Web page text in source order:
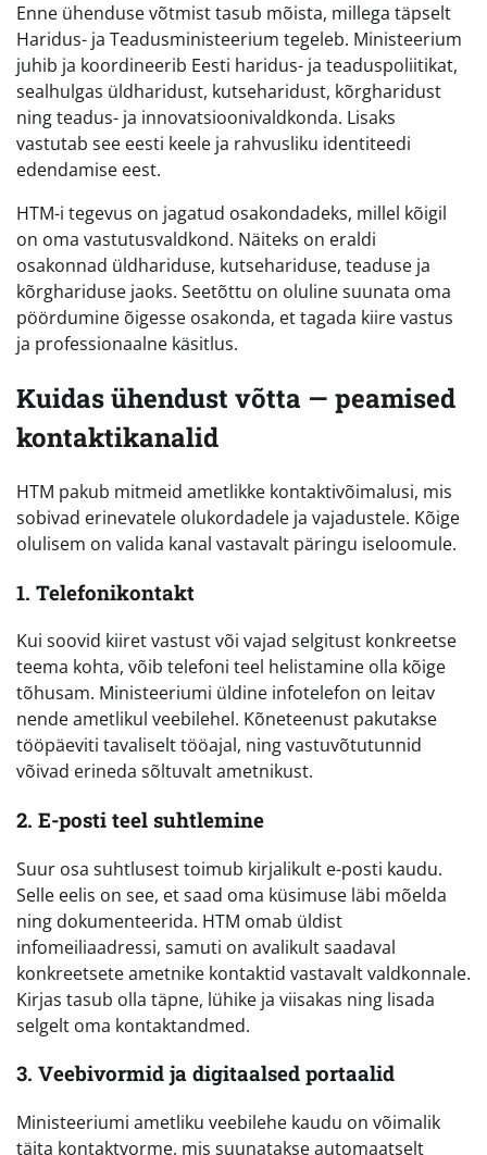
Enne ühenduse võtmist tasub mõista, millega täpselt
Haridus- ja Teadusministeerium tegeleb. Ministeerium
juhib ja koordineerib Eesti haridus- ja teaduspoliitikat,
sealhulgas üldharidust, kutseharidust, kõrgharidust
ning teadus- ja innovatsioonivaldkonda. Lisaks
vastutab see eesti keele ja rahvusliku identiteedi
edendamise eest.
HTM-i tegevus on jagatud osakondadeks, millel kõigil
on oma vastutusvaldkond. Näiteks on eraldi
osakonnad üldhariduse, kutsehariduse, teaduse ja
kõrghariduse jaoks. Seetõttu on oluline suunata oma
pöördumine õigesse osakonda, et tagada kiire vastus
ja professionaalne käsitlus.
Kuidas ühendust võtta — peamised
kontaktikanalid
HTM pakub mitmeid ametlikke kontaktivõimalusi, mis
sobivad erinevatele olukordadele ja vajadustele. Kõige
olulisem on valida kanal vastavalt päringu iseloomule.
1. Telefonikontakt
Kui soovid kiiret vastust või vajad selgitust konkreetse
teema kohta, võib telefoni teel helistamine olla kõige
tõhusam. Ministeeriumi üldine infotelefon on leitav
nende ametlikul veebilehel. Kõneteenust pakutakse
tööpäeviti tavaliselt tööajal, ning vastuvõtutunnid
võivad erineda sõltuvalt ametnikust.
2. E-posti teel suhtlemine
Suur osa suhtlusest toimub kirjalikult e-posti kaudu.
Selle eelis on see, et saad oma küsimuse läbi mõelda
ning dokumenteerida. HTM omab üldist
infomeiliaadressi, samuti on avalikult saadaval
konkreetsete ametnike kontaktid vastavalt valdkonnale.
Kirjas tasub olla täpne, lühike ja viisakas ning lisada
selgelt oma kontaktandmed.
3. Veebivormid ja digitaalsed portaalid
Ministeeriumi ametliku veebilehe kaudu on võimalik
täita kontaktvorme, mis suunatakse automaatselt